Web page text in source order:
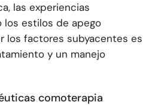
las experiencias
los estilos de apego
los factores subyacentes es
y un manejo
comoterapia